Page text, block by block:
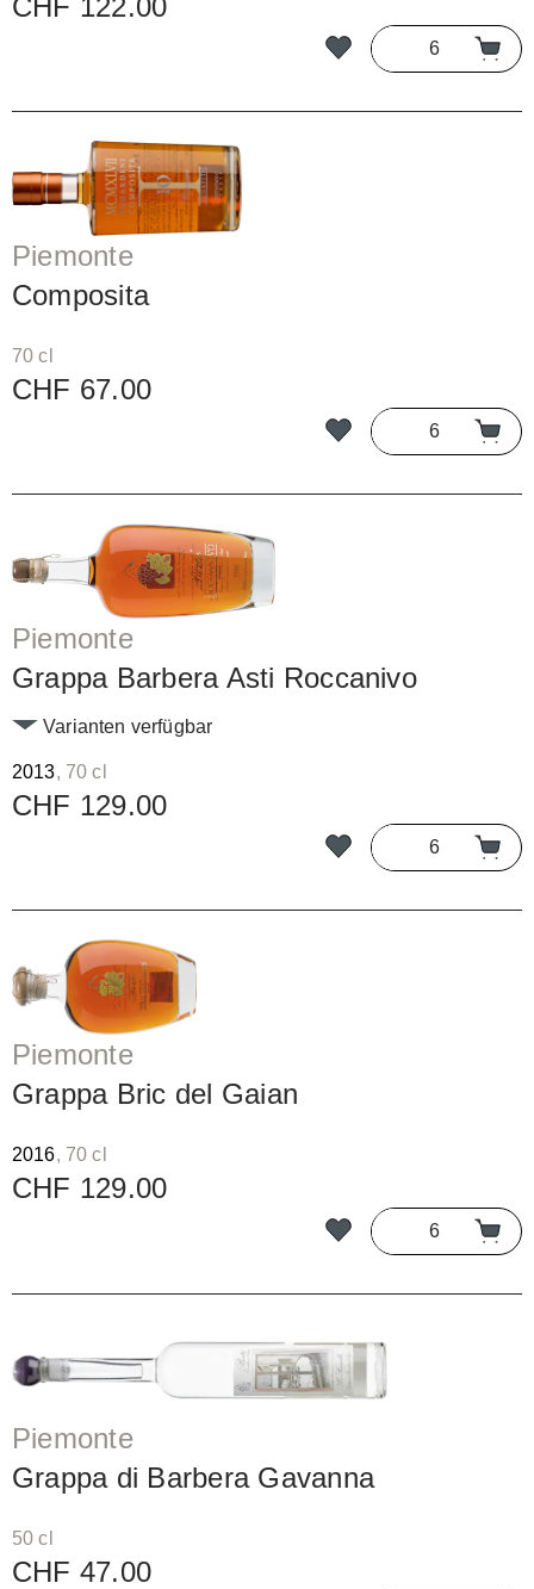
Piemonte
Composita
70 cl
CHF 67.00
Piemonte
Grappa Barbera Asti Roccanivo
2013, 70 cl
Varianten verfügbar
CHF 129.00
Piemonte
Grappa Bric del Gaian
2016, 70 cl
CHF 129.00
Piemonte
Grappa di Barbera Gavanna
50 cl
CHF 47.00